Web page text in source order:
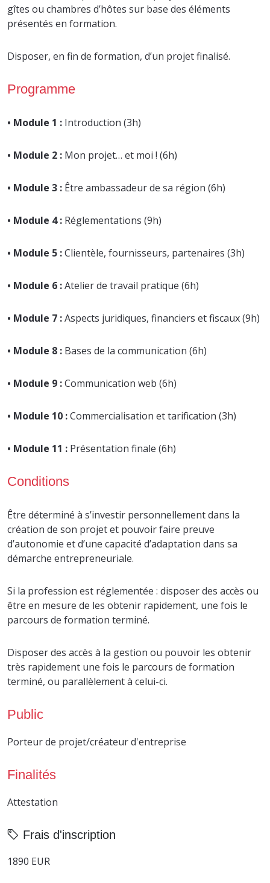
gîtes ou chambres d’hôtes sur base des éléments
présentés en formation.
Disposer, en fin de formation, d’un projet finalisé.
Programme
• Module 1 : Introduction (3h)
• Module 2 : Mon projet… et moi ! (6h)
• Module 3 : Être ambassadeur de sa région (6h)
• Module 4 : Réglementations (9h)
• Module 5 :Clientèle, fournisseurs, partenaires (3h)
• Module 6 :Atelier de travail pratique (6h)
• Module 7 :Aspects juridiques, financiers et fiscaux (9h)
• Module 8 : Bases de la communication (6h)
• Module 9 :Communication web (6h)
• Module 10 :Commercialisation et tarification (3h)
• Module 11 : Présentation finale (6h)
Conditions
Être déterminé à s’investir personnellement dans la
création de son projet et pouvoir faire preuve
d’autonomie et d’une capacité d’adaptation dans sa
démarche entrepreneuriale.
Si la profession est réglementée : disposer des accès ou
être en mesure de les obtenir rapidement, une fois le
parcours de formation terminé.
Disposer des accès à la gestion ou pouvoir les obtenir
très rapidement une fois le parcours de formation
terminé, ou parallèlement à celui-ci.
Public
Porteur de projet/créateur d'entreprise
Finalités
Attestation
Frais d'inscription
1890 EUR